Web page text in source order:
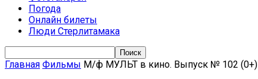
Погода
Онлайн билеты
Люди Стерлитамака
Главная Фильмы М/ф МУЛЬТ в кино. Выпуск № 102 (0+)